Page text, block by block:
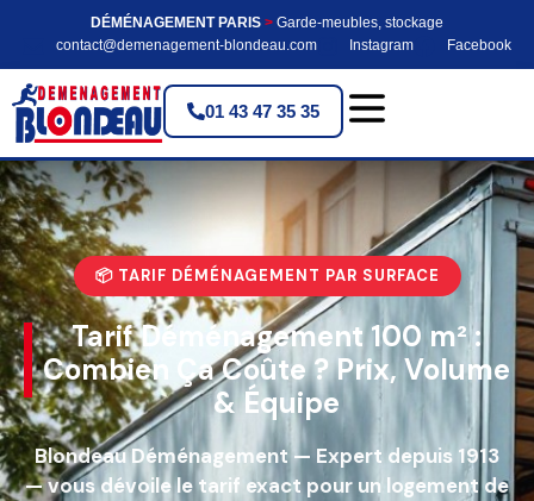
DÉMÉNAGEMENT PARIS > Garde-meubles, stockage
contact@demenagement-blondeau.com
Instagram Facebook
01 43 47 35 35
📦 TARIF DÉMÉNAGEMENT PAR SURFACE
Tarif Déménagement 100 m² :
Combien Ça Coûte ? Prix, Volume
& Équipe
Blondeau Déménagement — Expert depuis 1913
— vous dévoile le tarif exact pour un logement de